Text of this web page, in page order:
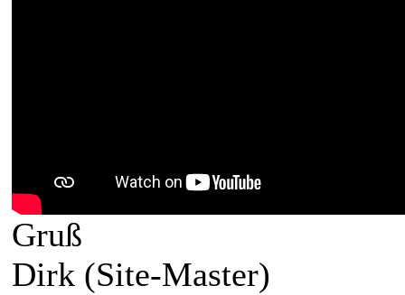
Gruß
Dirk (Site-Master)